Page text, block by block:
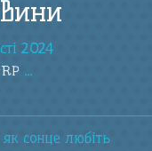
2024
...
сонце любіть